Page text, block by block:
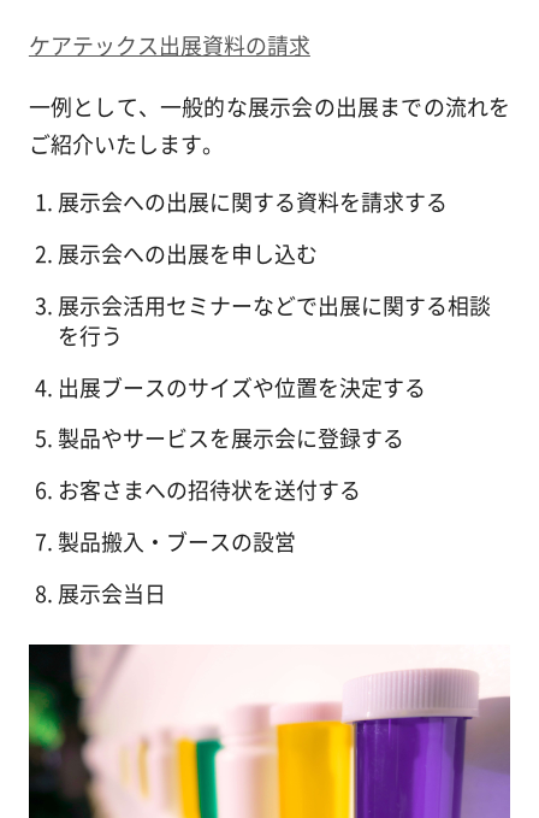
ケアテックス出展資料の請求
一例として、一般的な展示会の出展までの流れを
ご紹介いたします。
展示会への出展に関する資料を請求する
展示会への出展を申し込む
展示会活用セミナーなどで出展に関する相談
を行う
出展ブースのサイズや位置を決定する
製品やサービスを展示会に登録する
お客さまへの招待状を送付する
製品搬入・ブースの設営
展示会当日